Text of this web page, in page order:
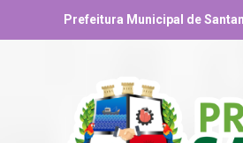
Prefeitura Municipal de